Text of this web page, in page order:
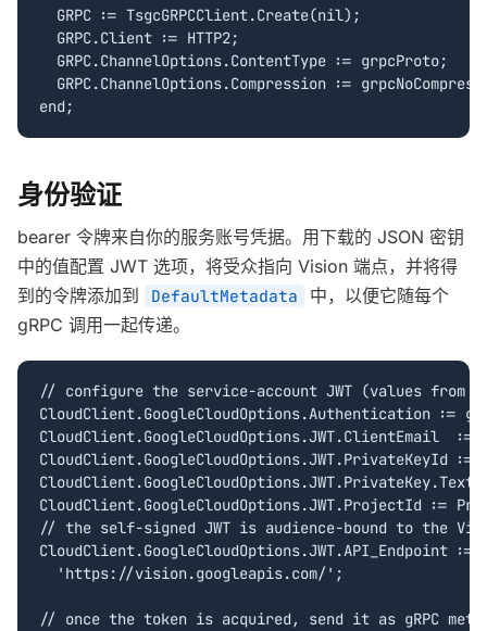
  GRPC := TsgcGRPCClient.Create(nil);
  GRPC.Client := HTTP2;
  GRPC.ChannelOptions.ContentType := grpcProto;
GRPC.ChannelOptions.Compression :=
end;
身份验证
bearer 令牌来自你的服务账号凭据。用下载的 JSON 密钥
中的值配置 JWT 选项，将受众指向 Vision 端点，并将得
到的令牌添加到
DefaultMetadata
中，以便它随每个
gRPC 调用一起传递。
// configure the service-account JWT (values from
CloudClient.GoogleCloudOptions.Authentication :=
CloudClient.GoogleCloudOptions.JWT.ClientEmail
CloudClient.GoogleCloudOptions.JWT.PrivateKeyId
CloudClient.GoogleCloudOptions.JWT.ProjectId :=
// the self-signed JWT is audience-bound to the
CloudClient.GoogleCloudOptions.JWT.API_Endpoint :=
  'https://vision.googleapis.com/';
// once the token is acquired, send it as gRPC